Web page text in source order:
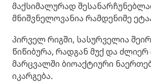
მაქსიმალურად
მნიშვნელოვანია რამდენიმე
პირველ რიგში, სასურველია
წიწიბურა, რადგან მუქ და
მარცვალში ბიოაქტიური
იკარგება.